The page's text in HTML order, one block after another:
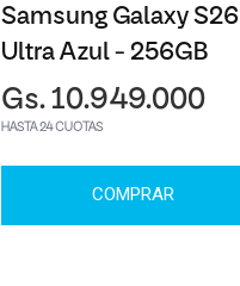
Samsung Galaxy S26
Ultra Azul - 256GB
Gs. 10.949.000
HASTA 24 CUOTAS
COMPRAR